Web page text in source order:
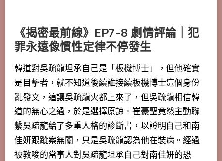
《揭密最前線》EP7-8 劇情評論｜犯
罪永遠像慣性定律不停發生
韓道對吳疏龍坦承自己是「板機博士」，但他確實
是目擊者，就不知道後續誰接續板機博士這個身份
亂發文，這讓吳疏龍火都上來了，但吳疏龍相信韓
道的無心之過，於是選擇原諒 。崔豪聖竟然主動聯
繫吳疏龍給了多重人格的診斷書，以證明自己和南
佳妍跟蹤案無關，只是吳疏龍認為他在裝病。經過
被教唆的當事人對吳疏龍坦承自己對南佳妍的恐